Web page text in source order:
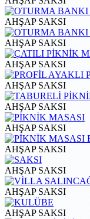
AHŞAP SAKSI
AHŞAP SAKSI
AHŞAP SAKSI
AHŞAP SAKSI
AHŞAP SAKSI
AHŞAP SAKSI
AHŞAP SAKSI
AHŞAP SAKSI
AHŞAP SAKSI
AHŞAP SAKSI